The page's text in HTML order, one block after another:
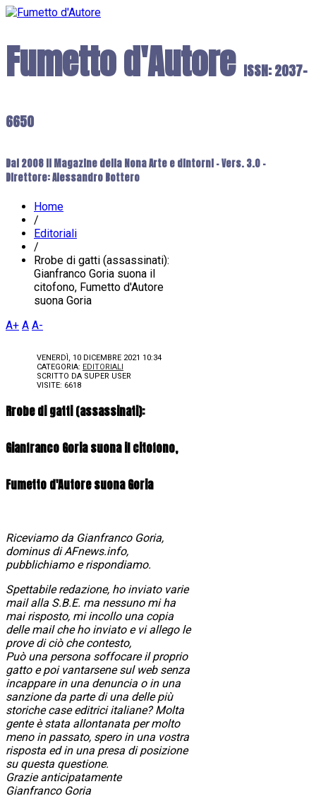
Fumetto d'Autore ISSN: 2037-
6650
Dal 2008 il Magazine della Nona Arte e dintorni - Vers. 3.0 -
Direttore: Alessandro Bottero
Home
/
Editoriali
/
Rrobe di gatti (assassinati):
Gianfranco Goria suona il
citofono, Fumetto d'Autore
suona Goria
A+ A A-
VENERDÌ, 10 DICEMBRE 2021 10:34
CATEGORIA: EDITORIALI
SCRITTO DA SUPER USER
VISITE: 6618
Rrobe di gatti (assassinati):
Gianfranco Goria suona il citofono,
Fumetto d'Autore suona Goria
Riceviamo da Gianfranco Goria,
dominus di AFnews.info,
pubblichiamo e rispondiamo.
Spettabile redazione, ho inviato varie
mail alla S.B.E. ma nessuno mi ha
mai risposto, mi incollo una copia
delle mail che ho inviato e vi allego le
prove di ciò che contesto,
Può una persona soffocare il proprio
gatto e poi vantarsene sul web senza
incappare in una denuncia o in una
sanzione da parte di una delle più
storiche case editrici italiane? Molta
gente è stata allontanata per molto
meno in passato, spero in una vostra
risposta ed in una presa di posizione
su questa questione.
Grazie anticipatamente
Gianfranco Goria